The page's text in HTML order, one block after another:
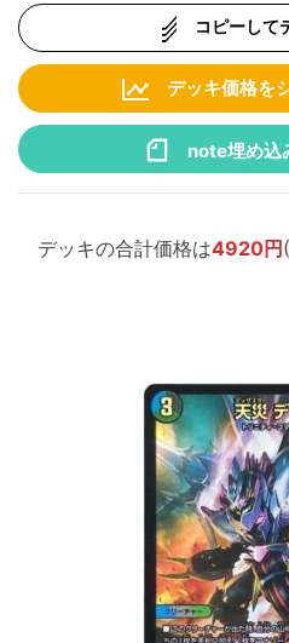
コピーして
デッキ価格を
note埋め込
デッキの合計価格は4920円